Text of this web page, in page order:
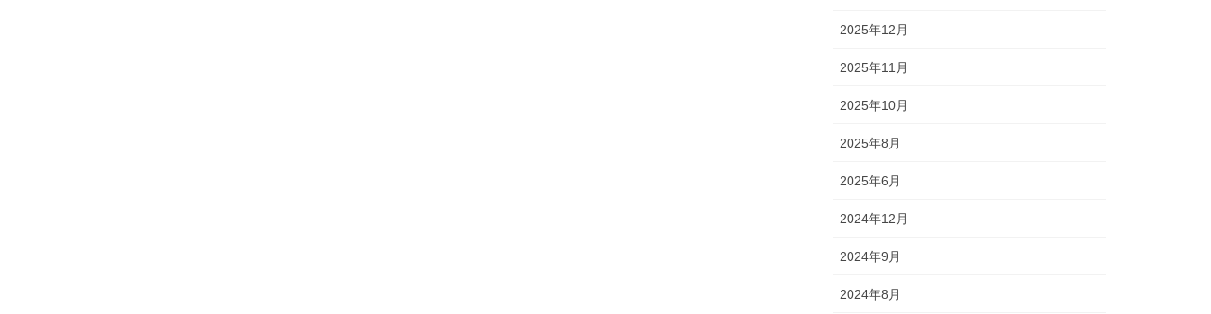
2025年12月
2025年11月
2025年10月
2025年8月
2025年6月
2024年12月
2024年9月
2024年8月